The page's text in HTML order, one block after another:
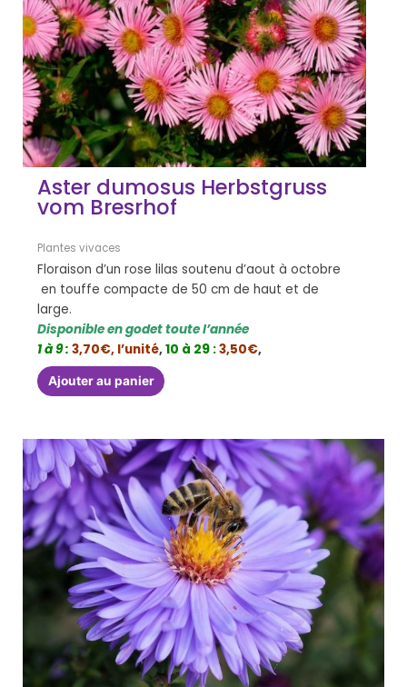
Aster dumosus Herbstgruss
vom Bresrhof
Plantes vivaces
Floraison d’un rose lilas soutenu d’aout à octobre
en touffe compacte de 50 cm de haut et de
large.
Disponible en godet toute l’année
1 à 9 : 3,70€, l’unité,10 à 29 :3,50€,
Ajouter au panier